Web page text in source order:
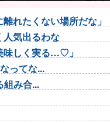
れたくない場所だな」
人気出るわな
味しく実る…♡」
ってな...
組み合...